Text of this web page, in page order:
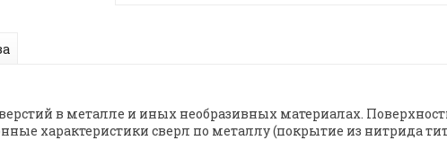
в металле и иных необразивных материалах.
характеристики сверл по металлу (покрытие из нитрида